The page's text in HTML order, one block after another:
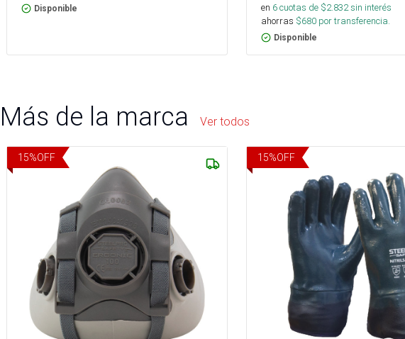
Disponible en 6cuotas de $2.832sin interés
ahorras $680 por transferencia.
Disponible
Más de la marca Ver todos
15%OFF 15%OFF